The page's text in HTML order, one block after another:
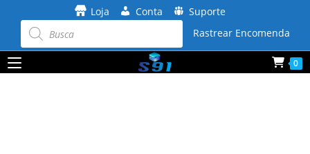
conteúdo
Loja Conta Suporte
Pesquisar
produtos Rastrear Encomenda
0